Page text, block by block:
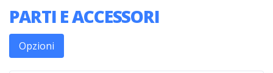
PARTI E ACCESSORI
Opzioni